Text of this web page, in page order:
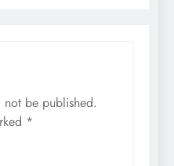
not be published.
*